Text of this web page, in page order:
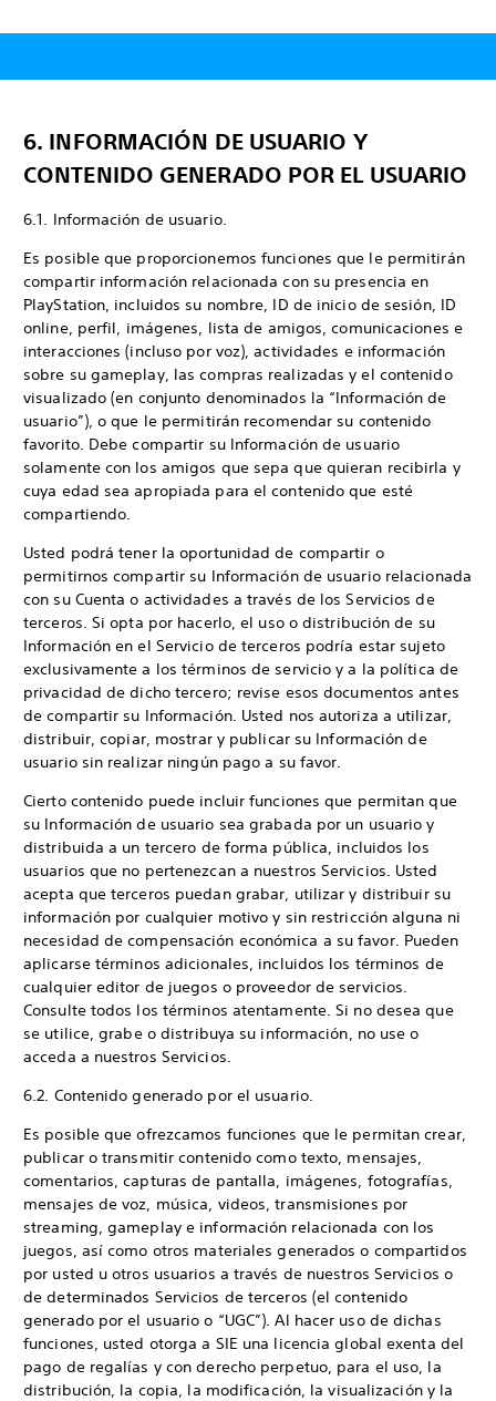
6. INFORMACIÓN DE USUARIO Y
CONTENIDO GENERADO POR EL USUARIO
6.1. Información de usuario.
Es posible que proporcionemos funciones que le permitirán
compartir información relacionada con su presencia en
PlayStation, incluidos su nombre, ID de inicio de sesión, ID
online, perfil, imágenes, lista de amigos, comunicaciones e
interacciones (incluso por voz), actividades e información
sobre su gameplay, las compras realizadas y el contenido
visualizado (en conjunto denominados la “Información de
usuario”), o que le permitirán recomendar su contenido
favorito. Debe compartir su Información de usuario
solamente con los amigos que sepa que quieran recibirla y
cuya edad sea apropiada para el contenido que esté
compartiendo.
Usted podrá tener la oportunidad de compartir o
permitirnos compartir su Información de usuario relacionada
con su Cuenta o actividades a través de los Servicios de
terceros. Si opta por hacerlo, el uso o distribución de su
Información en el Servicio de terceros podría estar sujeto
exclusivamente a los términos de servicio y a la política de
privacidad de dicho tercero; revise esos documentos antes
de compartir su Información. Usted nos autoriza a utilizar,
distribuir, copiar, mostrar y publicar su Información de
usuario sin realizar ningún pago a su favor.
Cierto contenido puede incluir funciones que permitan que
su Información de usuario sea grabada por un usuario y
distribuida a un tercero de forma pública, incluidos los
usuarios que no pertenezcan a nuestros Servicios. Usted
acepta que terceros puedan grabar, utilizar y distribuir su
información por cualquier motivo y sin restricción alguna ni
necesidad de compensación económica a su favor. Pueden
aplicarse términos adicionales, incluidos los términos de
cualquier editor de juegos o proveedor de servicios.
Consulte todos los términos atentamente. Si no desea que
se utilice, grabe o distribuya su información, no use o
acceda a nuestros Servicios.
6.2. Contenido generado por el usuario.
Es posible que ofrezcamos funciones que le permitan crear,
publicar o transmitir contenido como texto, mensajes,
comentarios, capturas de pantalla, imágenes, fotografías,
mensajes de voz, música, videos, transmisiones por
streaming, gameplay e información relacionada con los
juegos, así como otros materiales generados o compartidos
por usted u otros usuarios a través de nuestros Servicios o
de determinados Servicios de terceros (el contenido
generado por el usuario o “UGC”). Al hacer uso de dichas
funciones, usted otorga a SIE una licencia global exenta del
pago de regalías y con derecho perpetuo, para el uso, la
distribución, la copia, la modificación, la visualización y la